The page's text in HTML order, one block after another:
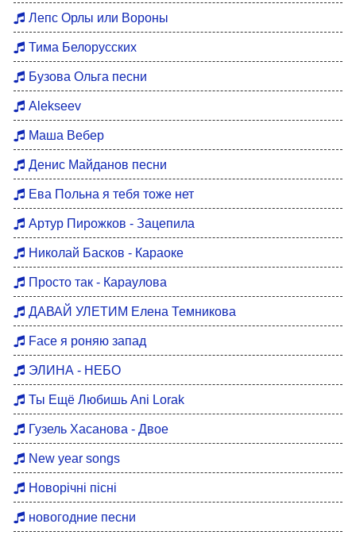
Лепс Орлы или Вороны
Тима Белорусских
Бузова Ольга песни
Alekseev
Маша Вебер
Денис Майданов песни
Ева Польна я тебя тоже нет
Артур Пирожков - Зацепила
Николай Басков - Караоке
Просто так - Караулова
ДАВАЙ УЛЕТИМ Елена Темникова
Face я роняю запад
ЭЛИНА - НЕБО
Ты Ещё Любишь Ani Lorak
Гузель Хасанова - Двое
New year songs
Новорічні пісні
новогодние песни